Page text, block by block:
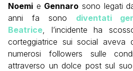
Noemi e Gennaro sono legati
anni fa sono diventati
Beatrice , l’incidente ha
corteggiatrice sui social aveva
numerosi followers sulle
attraverso un dolce post sul